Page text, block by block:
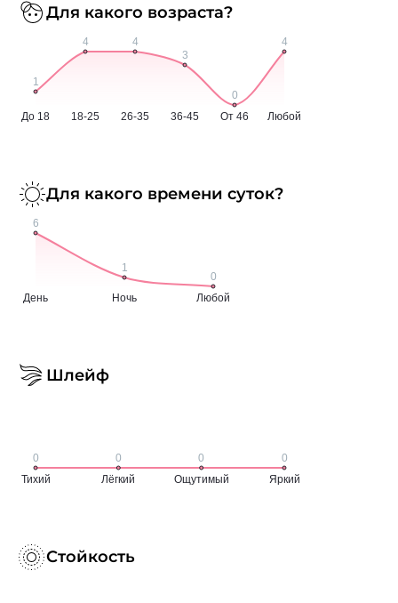
Для какого возраста?
Для какого времени суток?
Шлейф
Стойкость